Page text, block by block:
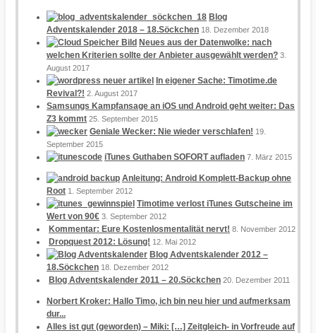
Blog
Adventskalender 2018 – 18.Söckchen 18. Dezember 2018
Neues aus der Datenwolke: nach
welchen Kriterien sollte der Anbieter ausgewählt werden? 3.
August 2017
In eigener Sache: Timotime.de
Revival?! 2. August 2017
Samsungs Kampfansage an iOS und Android geht weiter: Das
Z3 kommt 25. September 2015
Geniale Wecker: Nie wieder verschlafen! 19.
September 2015
iTunes Guthaben SOFORT aufladen 7. März 2015
Anleitung: Android Komplett-Backup ohne
Root 1. September 2012
Timotime verlost iTunes Gutscheine im
Wert von 90€ 3. September 2012
Kommentar: Eure Kostenlosmentalität nervt! 8. November 2012
Dropquest 2012: Lösung! 12. Mai 2012
Blog Adventskalender 2012 –
18.Söckchen 18. Dezember 2012
Blog Adventskalender 2011 – 20.Söckchen 20. Dezember 2011
Norbert Kroker: Hallo Timo, ich bin neu hier und aufmerksam
dur...
Alles ist gut (geworden) – Miki: […] Zeitgleich- in Vorfreude auf